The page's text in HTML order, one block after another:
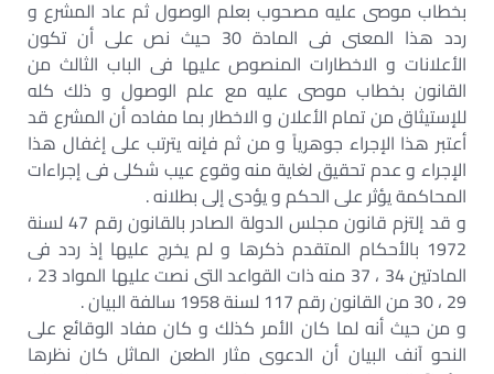
بخطاب موصى عليه مصحوب بعلم الوصول ثم عاد المشرع و
ردد هذا المعنى فى المادة 30 حيث نص على أن تكون
الأعلانات و الاخطارات المنصوص عليها فى الباب الثالث من
القانون بخطاب موصى عليه مع علم الوصول و ذلك كله
للإستيثاق من تمام الأعلان و الاخطار بما مفاده أن المشرع قد
أعتبر هذا الإجراء جوهرياً و من ثم فإنه يترتب على إغفال هذا
الإجراء و عدم تحقيق لغاية منه وقوع عيب شكلى فى إجراءات
المحاكمة يؤثر على الحكم و يؤدى إلى بطلانه .
و قد إلتزم قانون مجلس الدولة الصادر بالقانون رقم 47 لسنة
1972 بالأحكام المتقدم ذكرها و لم يخرج عليها إذ ردد فى
المادتين 34 ، 37 منه ذات القواعد التى نصت عليها المواد 23 ،
29 ، 30 من القانون رقم 117 لسنة 1958 سالفة البيان .
و من حيث أنه لما كان الأمر كذلك و كان مفاد الوقائع على
النحو آنف البيان أن الدعوى مثار الطعن الماثل كان نظرها